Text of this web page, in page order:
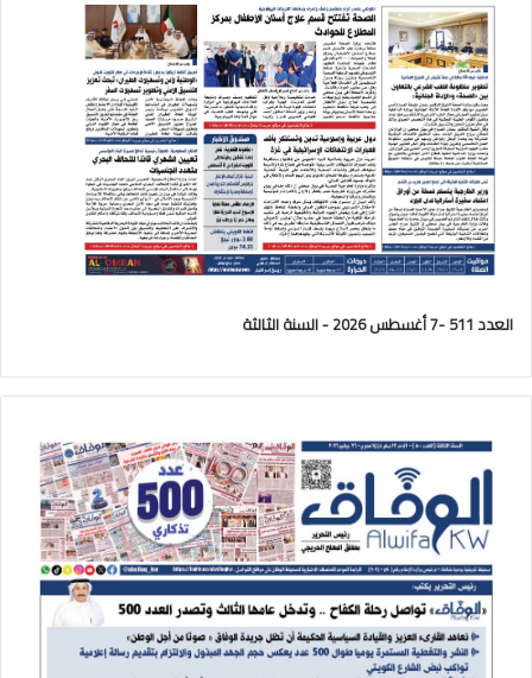
العدد 511 -7 أغسطس 2026 - السنة الثالثة